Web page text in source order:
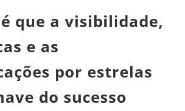
que a visibilidade,
e as
por estrelas
do sucesso